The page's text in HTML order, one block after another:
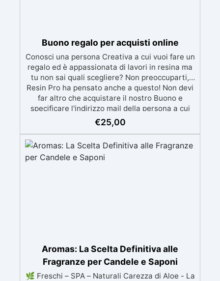
Buono regalo per acquisti online
Conosci una persona Creativa a cui vuoi fare un
regalo ed è appassionata di lavori in resina ma
tu non sai quali scegliere? Non preoccuparti,
Resin Pro ha pensato anche a questo! Non devi
far altro che acquistare il nostro Buono e
specificare l'indirizzo mail della persona a cui
vuoi regalarlo. Provvederemo poi noi ad inviare
il tutto al destinatario o, se lo preferirei,
invieremo a te il buono che potrai stampare e
utilizzarlo come meglio preferisci. Troverai
buoni per tutte le tasche, da 25€ a 200€. Oltre
€25,00
Aromas: La Scelta Definitiva alle
Fragranze per Candele e Saponi
🌿 Freschi – SPA – Naturali Carezza di Aloe - La